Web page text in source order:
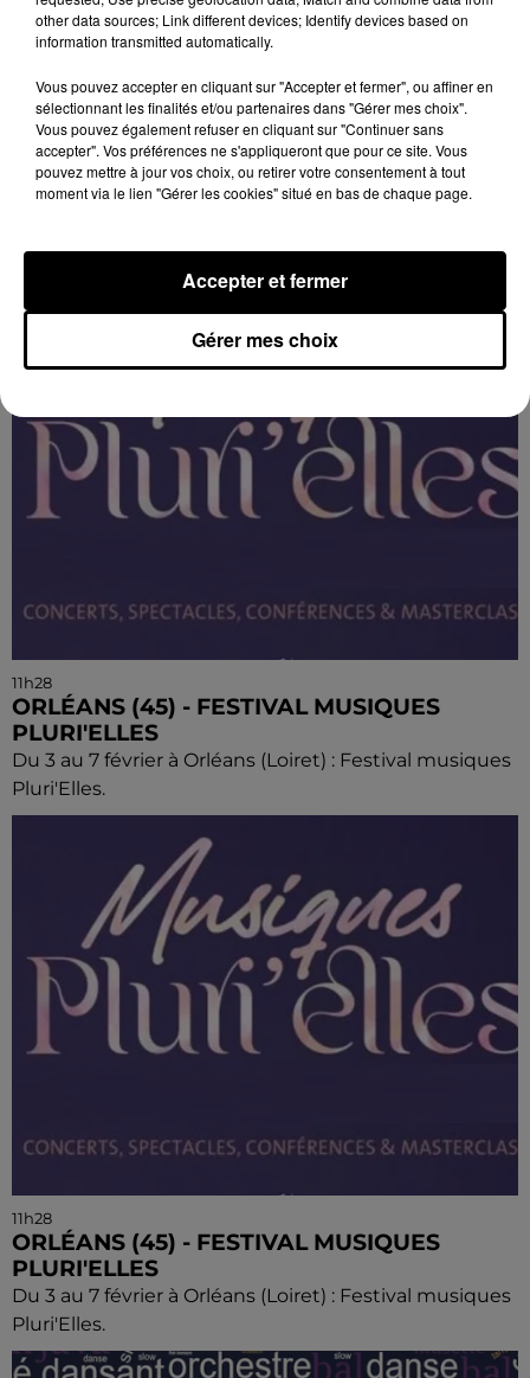
11h28
ORLÉANS (45) - FESTIVAL MUSIQUES
PLURI'ELLES
Pluri'Elles.
11h28
ORLÉANS (45) - FESTIVAL MUSIQUES
PLURI'ELLES
Du 3 au 7 février à Orléans (Loiret) : Festival musiques
Pluri'Elles.
11h28
ORLÉANS (45) - FESTIVAL MUSIQUES
PLURI'ELLES
Du 3 au 7 février à Orléans (Loiret) : Festival musiques
Pluri'Elles.
other data sources; Link different devices; Identify devices based on
information transmitted automatically.
Vous pouvez accepter en cliquant sur "Accepter et fermer", ou affiner en
sélectionnant les finalités et/ou partenaires dans "Gérer mes choix".
Vous pouvez également refuser en cliquant sur "Continuer sans
accepter". Vos préférences ne s'appliqueront que pour ce site. Vous
pouvez mettre à jour vos choix, ou retirer votre consentement à tout
moment via le lien "Gérer les cookies" situé en bas de chaque page.
Gérer mes choix
Accepter et fermer